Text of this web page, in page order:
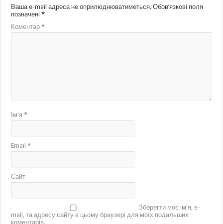
Ваша e-mail адреса не оприлюднюватиметься. Обов’язкові поля
позначені*
Коментар*
Ім'я*
Email*
Сайт
Зберегти моє ім'я, e-
mail, та адресу сайту в цьому браузері для моїх подальших
коментарів.